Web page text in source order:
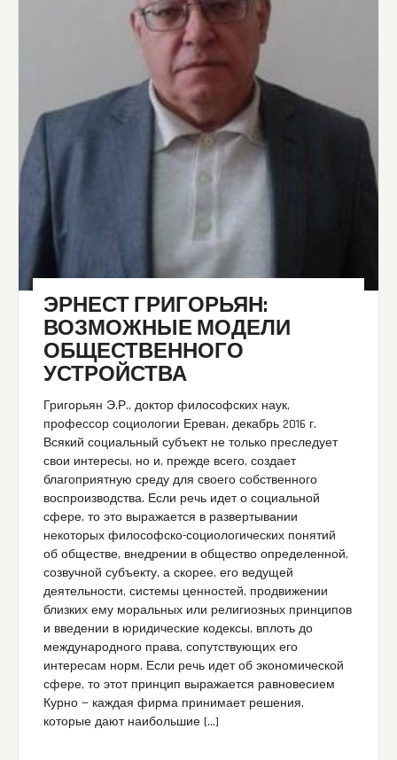
ЭРНЕСТ ГРИГОРЬЯН:
ВОЗМОЖНЫЕ МОДЕЛИ
ОБЩЕСТВЕННОГО
УСТРОЙСТВА
Григорьян Э.Р., доктор философских наук,
профессор социологии Ереван, декабрь 2016 г.
Всякий социальный субъект не только преследует
свои интересы, но и, прежде всего, создает
благоприятную среду для своего собственного
воспроизводства. Если речь идет о социальной
сфере, то это выражается в развертывании
некоторых философско-социологических понятий
об обществе, внедрении в общество определенной,
созвучной субъекту, а скорее, его ведущей
деятельности, системы ценностей, продвижении
близких ему моральных или религиозных принципов
и введении в юридические кодексы, вплоть до
международного права, сопутствующих его
интересам норм. Если речь идет об экономической
сфере, то этот принцип выражается равновесием
Курно — каждая фирма принимает решения,
которые дают наибольшие […]